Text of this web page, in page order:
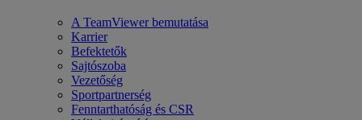
A TeamViewer bemutatása
Karrier
Befektetők
Sajtószoba
Vezetőség
Sportpartnerség
Fenntarthatóság és CSR